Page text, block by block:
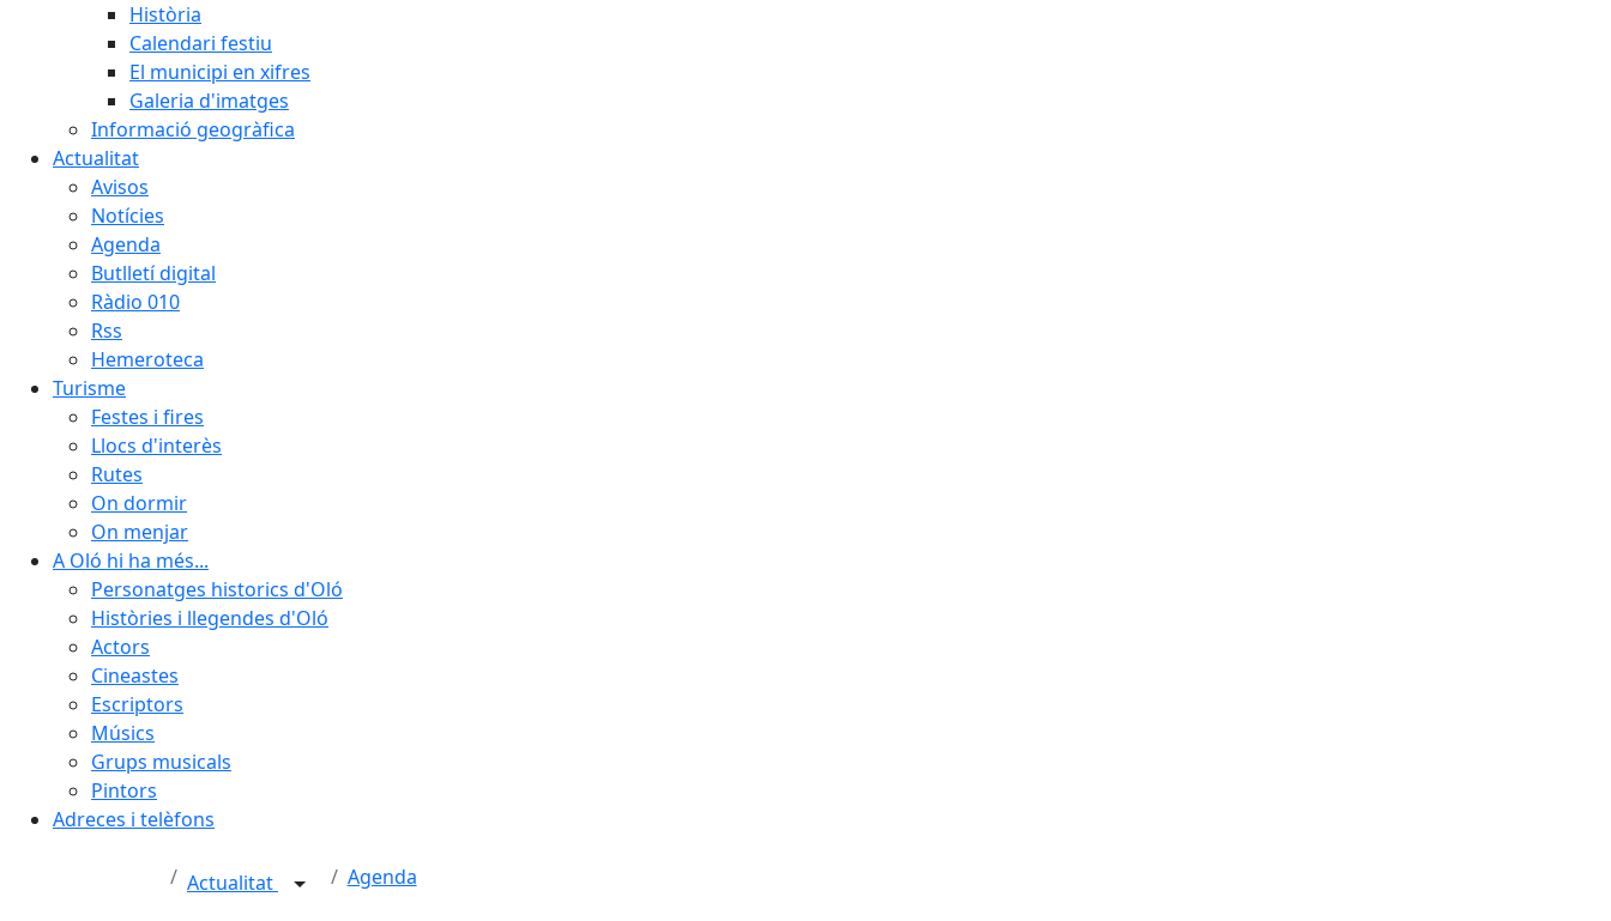
Història
Calendari festiu
El municipi en xifres
Galeria d'imatges
Informació geogràfica
Actualitat
Avisos
Notícies
Agenda
Butlletí digital
Ràdio 010
Rss
Hemeroteca
Turisme
Festes i fires
Llocs d'interès
Rutes
On dormir
On menjar
A Oló hi ha més...
Personatges historics d'Oló
Històries i llegendes d'Oló
Actors
Cineastes
Escriptors
Músics
Grups musicals
Pintors
Adreces i telèfons
Actualitat Agenda